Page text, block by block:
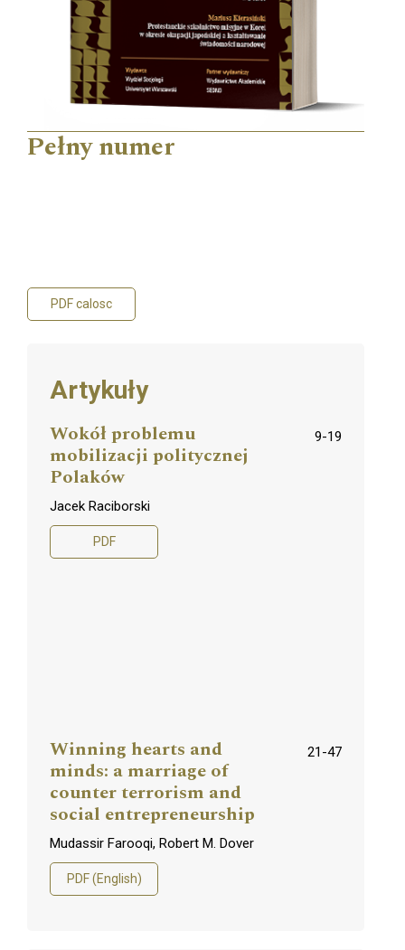
Pełny numer
PDF calosc
Artykuły
Wokół problemu
mobilizacji politycznej
Polaków
9-19
Jacek Raciborski
PDF
Winning hearts and
minds: a marriage of
counter terrorism and
social entrepreneurship
21-47
Mudassir Farooqi, Robert M. Dover
PDF (English)